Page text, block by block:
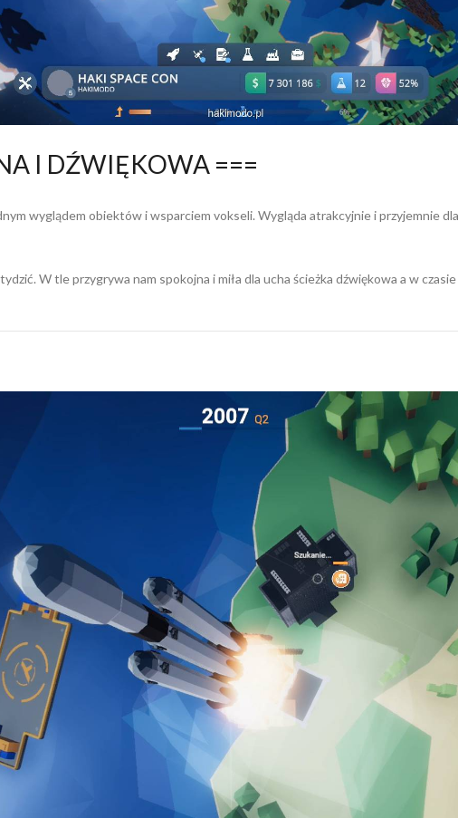
I DŹWIĘKOWA ===
wyglądem obiektów i wsparciem vokseli. Wygląda atrakcyjnie i przyjemnie
W tle przygrywa nam spokojna i miła dla ucha ścieżka dźwiękowa a w